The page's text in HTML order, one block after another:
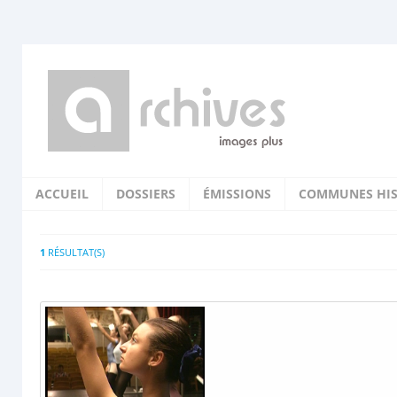
ACCUEIL DOSSIERS ÉMISSIONS COMMUNES
1 RÉSULTAT(S)